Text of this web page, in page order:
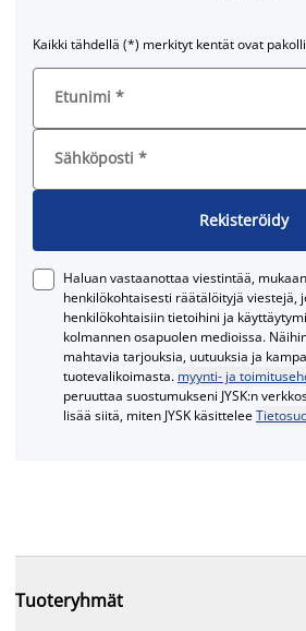
Kaikki tähdellä (*) merkityt kentät ovat
Etunimi *
Sähköposti *
Rekisteröidy
Haluan vastaanottaa viestintää,
henkilökohtaisesti räätälöityjä viestejä,
henkilökohtaisiin tietoihini ja
kolmannen osapuolen medioissa.
mahtavia tarjouksia, uutuuksia ja
tuotevalikoimasta. myynti- ja
peruuttaa suostumukseni JYSK:n
lisää siitä, miten JYSK käsittelee
Tuoteryhmät